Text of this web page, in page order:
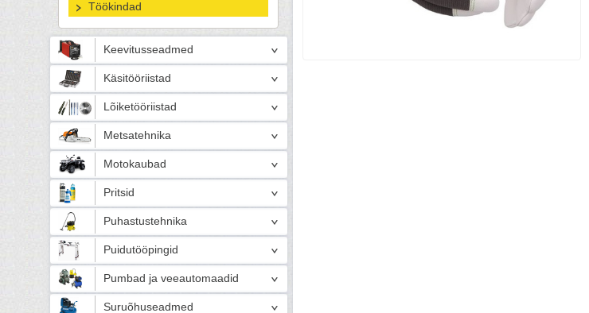
Töökindad
Keevitusseadmed
Käsitööriistad
Lõiketööriistad
Metsatehnika
Motokaubad
Pritsid
Puhastustehnika
Puidutööpingid
Pumbad ja veeautomaadid
Suruõhuseadmed